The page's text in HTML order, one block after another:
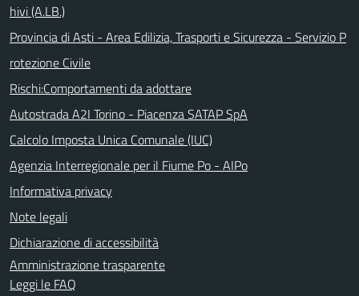
hivi (A.LB.)
Provincia di Asti - Area Edilizia, Trasporti e Sicurezza - Servizio P
rotezione Civile
Rischi:Comportamenti da adottare
Autostrada A2I Torino - Piacenza SATAP SpA
Calcolo Imposta Unica Comunale (IUC)
Agenzia Interregionale per il Fiume Po - AIPo
Informativa privacy
Note legali
Dichiarazione di accessibilità
Amministrazione trasparente
Leggi le FAQ